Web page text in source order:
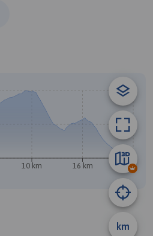
km
10 km 16 km 21 km